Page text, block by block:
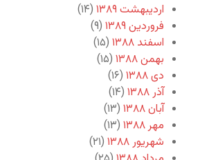
اردیبهشت ۱۳۸۹
(۱۴)
فروردین ۱۳۸۹
(۹)
اسفند ۱۳۸۸
(۱۵)
بهمن ۱۳۸۸
(۱۵)
دی ۱۳۸۸
(۱۶)
آذر ۱۳۸۸
(۱۴)
آبان ۱۳۸۸
(۱۳)
مهر ۱۳۸۸
(۱۳)
شهریور ۱۳۸۸
(۲۱)